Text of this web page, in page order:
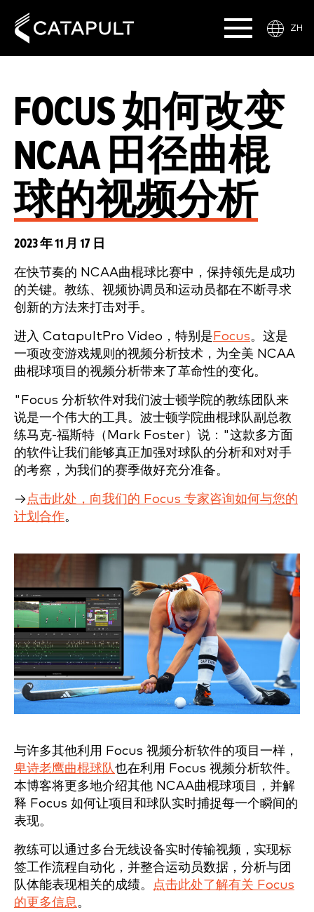
ZH
FOCUS 如何改变
NCAA 田径曲棍
球的视频分析
2023 年 11 月 17 日
在快节奏的 NCAA曲棍球比赛中，保持领先是成功
的关键。教练、视频协调员和运动员都在不断寻求
创新的方法来打击对手。
进入 CatapultPro Video，特别是 Focus。这是
一项改变游戏规则的视频分析技术，为全美 NCAA
曲棍球项目的视频分析带来了革命性的变化。
"Focus 分析软件对我们波士顿学院的教练团队来
说是一个伟大的工具。波士顿学院曲棍球队副总教
练马克-福斯特（Mark Foster）说："这款多方面
的软件让我们能够真正加强对球队的分析和对对手
的考察，为我们的赛季做好充分准备。
→点击此处，向我们的 Focus 专家咨询如何与您的
计划合作。
与许多其他利用 Focus 视频分析软件的项目一样，
卑诗老鹰曲棍球队也在利用 Focus 视频分析软件。
本博客将更多地介绍其他 NCAA曲棍球项目，并解
释 Focus 如何让项目和球队实时捕捉每一个瞬间的
表现。
教练可以通过多台无线设备实时传输视频，实现标
签工作流程自动化，并整合运动员数据，分析与团
队体能表现相关的成绩。
点击此处了解有关 Focus
的更多信息。